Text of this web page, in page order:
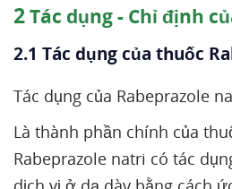
2Tác dụng - Chỉ định
2.1 Tác dụng của thuốc
Tác dụng của Rabeprazole
Là thành phần chính của
Rabeprazole natri có tác